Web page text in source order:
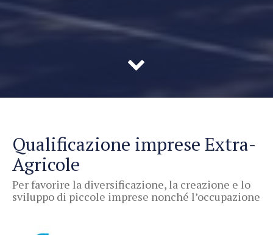
Qualificazione imprese Extra-
Agricole
Per favorire la diversificazione, la creazione e lo
sviluppo di piccole imprese nonché l’occupazione